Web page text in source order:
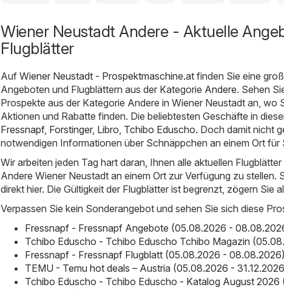
Wiener Neustadt Andere - Aktuelle
Flugblätter
Auf Wiener Neustadt - Prospektmaschine.at finden Sie eine
Angeboten und Flugblättern aus der Kategorie Andere. Sehen
Prospekte aus der Kategorie Andere in Wiener Neustadt an, wo
Aktionen und Rabatte finden. Die beliebtesten Geschäfte in
Fressnapf, Forstinger, Libro Tchibo Eduscho. Doch damit nicht
notwendigen Informationen über Schnäppchen an einem Ort für
Wir arbeiten jeden Tag hart daran, Ihnen alle aktuellen
Andere Wiener Neustadt an einem Ort zur Verfügung zu stellen.
direkt hier. Die Gültigkeit der Flugblätter ist begrenzt, zögern Sie
Verpassen Sie kein Sonderangebot und sehen Sie sich diese
Fressnapf - Fressnapf Angebote (05.08.2026 -
Tchibo Eduscho - Tchibo Eduscho Tchibo Magazin
Fressnapf - Fressnapf Flugblatt (05.08.2026 - 08.08.2026)
TEMU - Temu hot deals – Austria (05.08.2026 -
Tchibo Eduscho - Tchibo Eduscho - Katalog August 2026